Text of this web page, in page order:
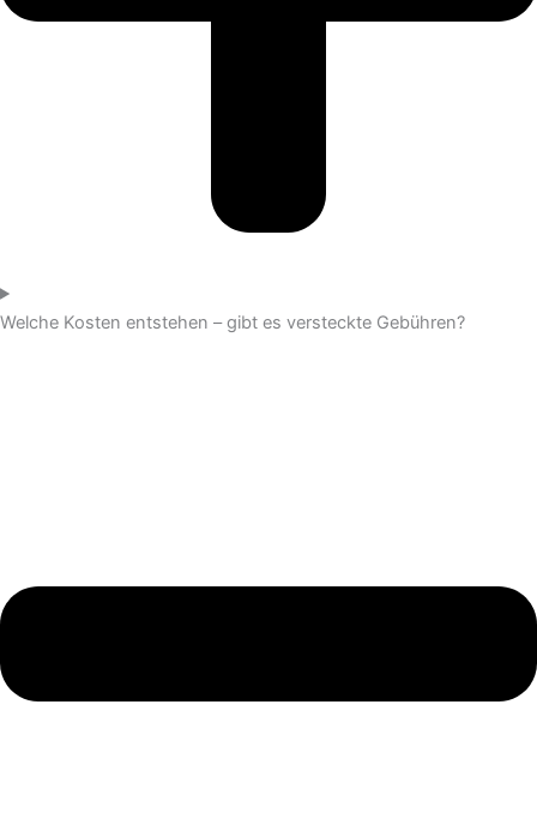
Welche Kosten entstehen – gibt es versteckte Gebühren?